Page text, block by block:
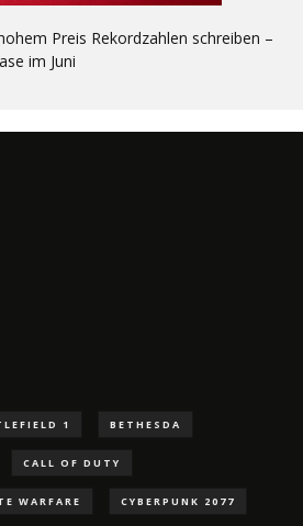
Preis Rekordzahlen schreiben –
im Juni
1 BETHESDA
CALL OF DUTY
WARFARE CYBERPUNK 2077